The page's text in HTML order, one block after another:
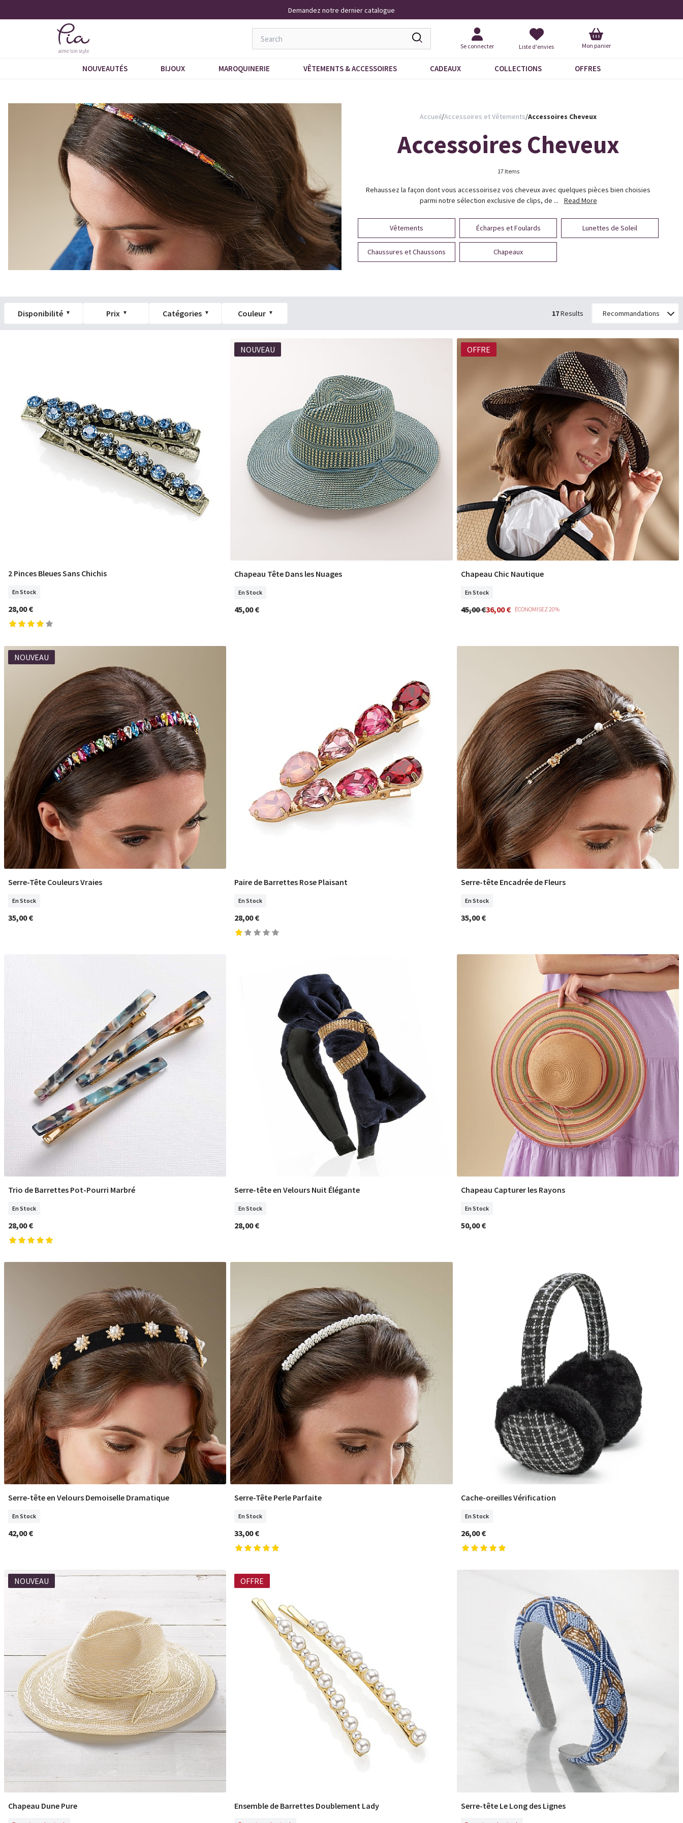
Livraison À Domicile 9,95 €
Se connecter Liste d'envies Mon panier
NOUVEAUTÉS BIJOUX MAROQUINERIE VÊTEMENTS & ACCESSOIRES CADEAUX COLLECTIONS OFFRES
Accueil/Accessoires et Vêtements/Accessoires Cheveux
Accessoires Cheveux
17 Items
Rehaussez la façon dont vous accessoirisez vos cheveux avec quelques pièces bien choisies
parmi notre sélection exclusive de clips, de ...
Read More
Vêtements Écharpes et Foulards Lunettes de Soleil
Chaussures et Chaussons Chapeaux
Disponibilité Prix Catégories Couleur 17Results
COMMANDER
2 Pinces Bleues Sans Chichis
En Stock
28,00 €
NOUVEAU
COMMANDER
Chapeau Tête Dans les Nuages
En Stock
45,00 €
OFFRE
Chapeau Chic Nautique
En Stock
45,00 €36,00 € ÉCONOMISEZ 20%
NOUVEAU
COMMANDER
Serre-Tête Couleurs Vraies
En Stock
35,00 €
COMMANDER
Paire de Barrettes Rose Plaisant
En Stock
28,00 €
COMMANDER
Serre-tête Encadrée de Fleurs
En Stock
35,00 €
COMMANDER
Trio de Barrettes Pot-Pourri Marbré
En Stock
28,00 €
COMMANDER
Serre-tête en Velours Nuit Élégante
En Stock
28,00 €
COMMANDER
Chapeau Capturer les Rayons
En Stock
50,00 €
COMMANDER
Serre-tête en Velours Demoiselle Dramatique
En Stock
42,00 €
COMMANDER
Serre-Tête Perle Parfaite
En Stock
33,00 €
COMMANDER
Cache-oreilles Vérification
En Stock
26,00 €
NOUVEAU
Chapeau Dune Pure
OFFRE
En Rupture De Stock
Ensemble de Barrettes Doublement Lady En Rupture De Stock
Serre-tête Le Long des Lignes